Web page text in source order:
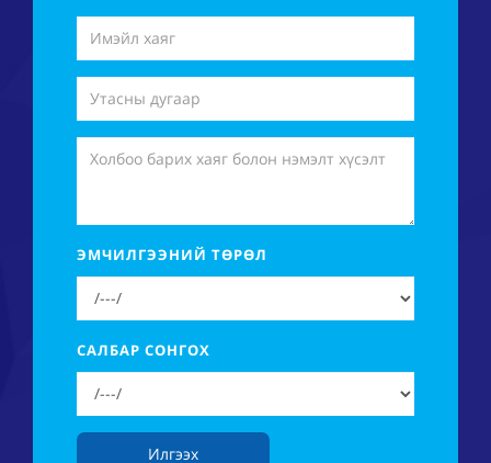
ЭМЧИЛГЭЭНИЙ ТӨРӨЛ
САЛБАР СОНГОХ
Илгээх